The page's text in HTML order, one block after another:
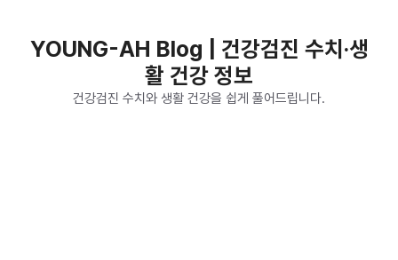
YOUNG-AH Blog | 건강검진 수치·생
활 건강 정보
건강검진 수치와 생활 건강을 쉽게 풀어드립니다.